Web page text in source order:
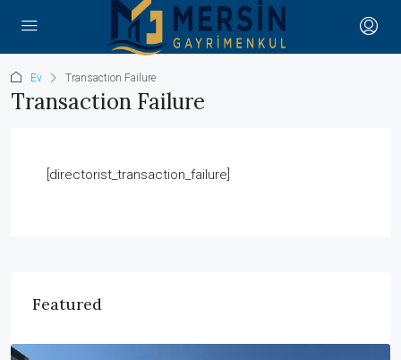
Ev Transaction Failure
Transaction Failure
[directorist_transaction_failure]
Featured